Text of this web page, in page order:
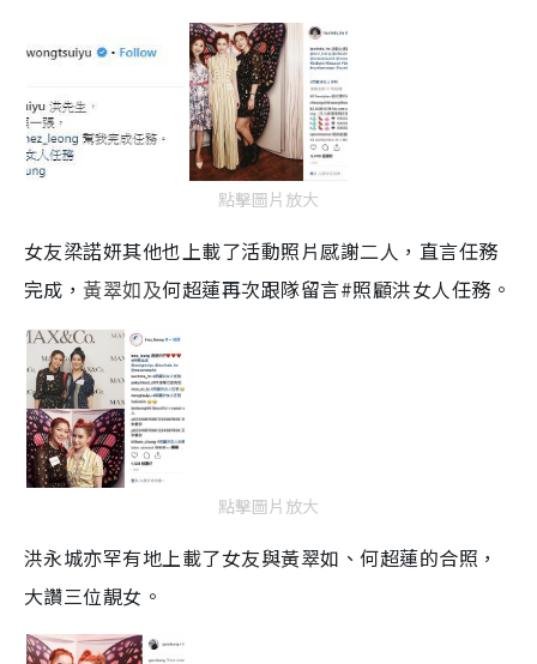
點擊圖片放大
女友梁諾妍其他也上載了活動照片感謝二人，直言任務
完成， 黃翠如及何超蓮再次跟隊留言#照顧洪女人任務。
點擊圖片放大
洪永城亦罕有地上載了女友與黃翠如、何超蓮的合照，
大讚三位靚女。